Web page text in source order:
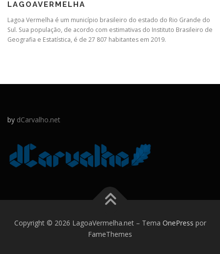
LAGOAVERMELHA
Lagoa Vermelha é um município brasileiro do estado do Rio Grande do
Sul. Sua população, de acordo com estimativas do Instituto Brasileiro de
Geografia e Estatística, é de 27 807 habitantes em 2019.
by dCarvalho.net
Copyright © 2026 LagoaVermelha.net – Tema OnePress por
FameThemes